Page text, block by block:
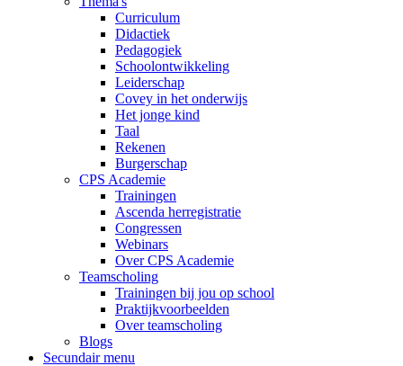
Curriculum
Didactiek
Pedagogiek
Schoolontwikkeling
Leiderschap
Covey in het onderwijs
Het jonge kind
Taal
Rekenen
Burgerschap
CPS Academie
Trainingen
Ascenda herregistratie
Congressen
Webinars
Over CPS Academie
Teamscholing
Trainingen bij jou op school
Praktijkvoorbeelden
Over teamscholing
Blogs
Secundair menu